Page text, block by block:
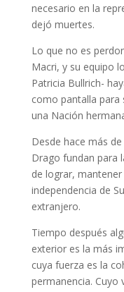
necesario en la
dejó muertes.
Lo que no es
Macri, y su equipo
Patricia Bullrich-
como pantalla para
una Nación
Desde hace más
Drago fundan para
de lograr,
independencia de
extranjero.
Tiempo después
exterior es la más
cuya fuerza es la
permanencia. Cuyo